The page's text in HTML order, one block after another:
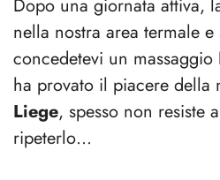
Dopo una giornata attiva,
nella nostra area termale
concedetevi un massaggio
ha provato il piacere della
Liege, spesso non resiste
ripeterlo…